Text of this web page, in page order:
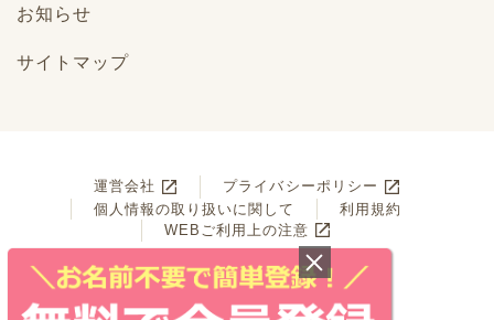
お知らせ
サイトマップ
運営会社
プライバシーポリシー
個人情報の取り扱いに関して
利用規約
WEBご利用上の注意